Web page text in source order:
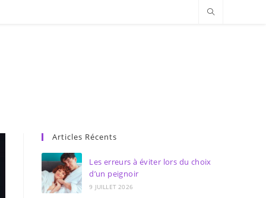
Articles Récents
Les erreurs à éviter lors du choix
d’un peignoir
9 JUILLET 2026